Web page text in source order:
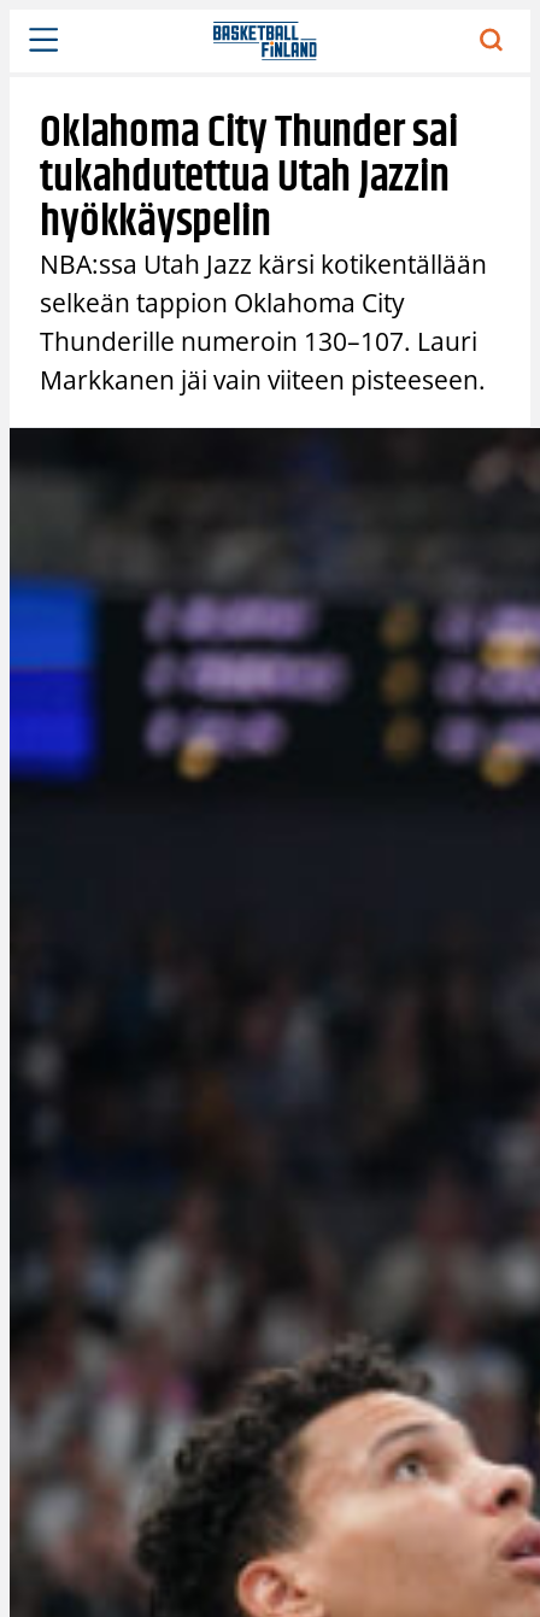
Siirry
sisältöön
Oklahoma City Thunder sai
tukahdutettua Utah Jazzin
hyökkäyspelin
NBA:ssa Utah Jazz kärsi kotikentällään
selkeän tappion Oklahoma City
Thunderille numeroin 130–107. Lauri
Markkanen jäi vain viiteen pisteeseen.